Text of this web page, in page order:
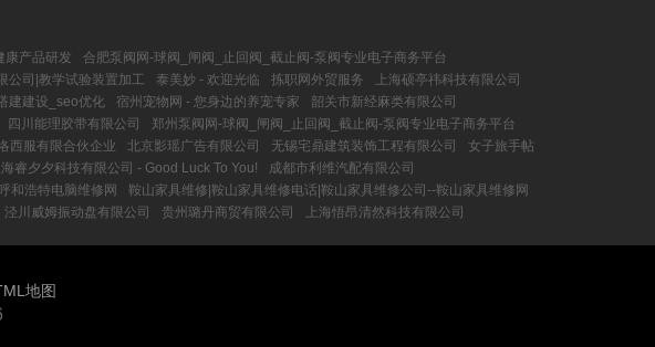
康产品研发
合肥泵阀网-球阀_闸阀_止回阀_截止阀-泵阀专业电子商务平台
公司|教学试验装置加工 泰美妙 - 欢迎光临 拣职网外贸服务
上海硕亭祎科技有限公司
建建设_seo优化 宿州宠物网 - 您身边的养宠专家
韶关市新经麻类有限公司
四川能理胶带有限公司
郑州泵阀网-球阀_闸阀_止回阀_截止阀-泵阀专业电子商务平台
西服有限合伙企业 北京影瑶广告有限公司 无锡宅鼎建筑装饰工程有限公司
女子旅手帖
海睿夕夕科技有限公司 - Good Luck To You!
成都市利维汽配有限公司
和浩特电脑维修网
鞍山家具维修|鞍山家具维修电话|鞍山家具维修公司--鞍山家具维修网
泾川威姆振动盘有限公司 贵州璐丹商贸有限公司 上海悟昂清然科技有限公司
地图